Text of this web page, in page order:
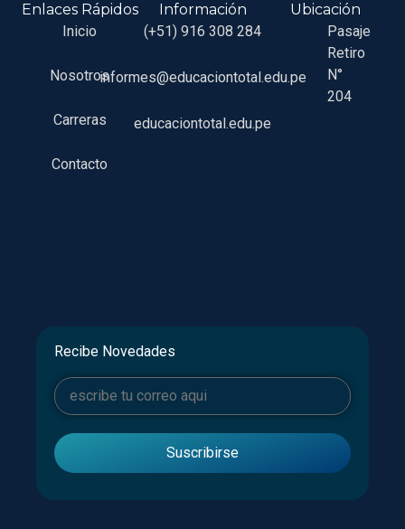
Enlaces Rápidos
Inicio
Nosotros
Carreras
Contacto
Información
(+51) 916 308 284
informes@educaciontotal.edu.pe
educaciontotal.edu.pe
Ubicación
Pasaje
Retiro
N°
204
Recibe Novedades